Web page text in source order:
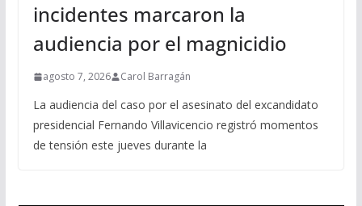
incidentes marcaron la
audiencia por el magnicidio
agosto 7, 2026 Carol Barragán
La audiencia del caso por el asesinato del excandidato
presidencial Fernando Villavicencio registró momentos
de tensión este jueves durante la